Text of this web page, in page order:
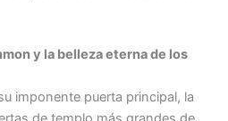
y la belleza eterna de los
imponente puerta principal, la